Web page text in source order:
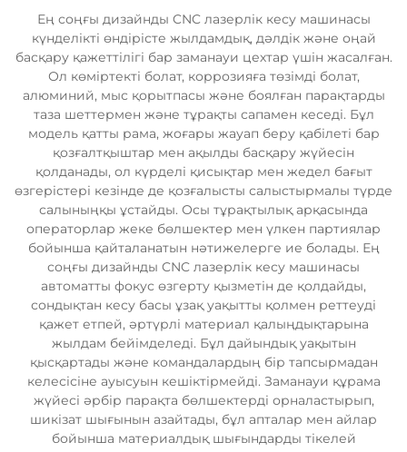
Ең соңғы дизайнды CNC лазерлік кесу машинасы
күнделікті өндірісте жылдамдық, дәлдік және оңай
басқару қажеттілігі бар заманауи цехтар үшін жасалған.
Ол көміртекті болат, коррозияға төзімді болат,
алюминий, мыс қорытпасы және боялған парақтарды
таза шеттермен және тұрақты сапамен кеседі. Бұл
модель қатты рама, жоғары жауап беру қабілеті бар
қозғалтқыштар мен ақылды басқару жүйесін
қолданады, ол күрделі қисықтар мен жедел бағыт
өзгерістері кезінде де қозғалысты салыстырмалы түрде
салыныңқы ұстайды. Осы тұрақтылық арқасында
операторлар жеке бөлшектер мен үлкен партиялар
бойынша қайталанатын нәтижелерге ие болады. Ең
соңғы дизайнды CNC лазерлік кесу машинасы
автоматты фокус өзгерту қызметін де қолдайды,
сондықтан кесу басы ұзақ уақытты қолмен реттеуді
қажет етпей, әртүрлі материал қалыңдықтарына
жылдам бейімделеді. Бұл дайындық уақытын
қысқартады және командалардың бір тапсырмадан
келесісіне ауысуын кешіктірмейді. Заманауи құрама
жүйесі әрбір парақта бөлшектерді орналастырып,
шикізат шығынын азайтады, бұл апталар мен айлар
бойынша материалдық шығындарды тікелей